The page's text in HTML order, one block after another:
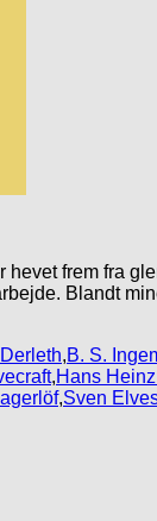
frem fra
Blandt
,B. S.
,Hans
,Sven